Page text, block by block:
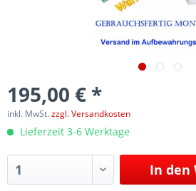
195,00 € *
inkl. MwSt.zzgl. Versandkosten
Lieferzeit 3-6 Werktage
In den